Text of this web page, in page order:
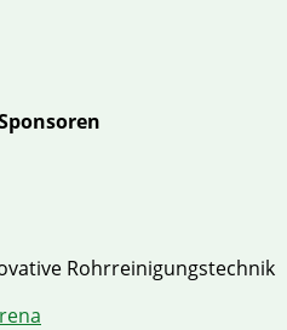
Rohrreinigungstechnik